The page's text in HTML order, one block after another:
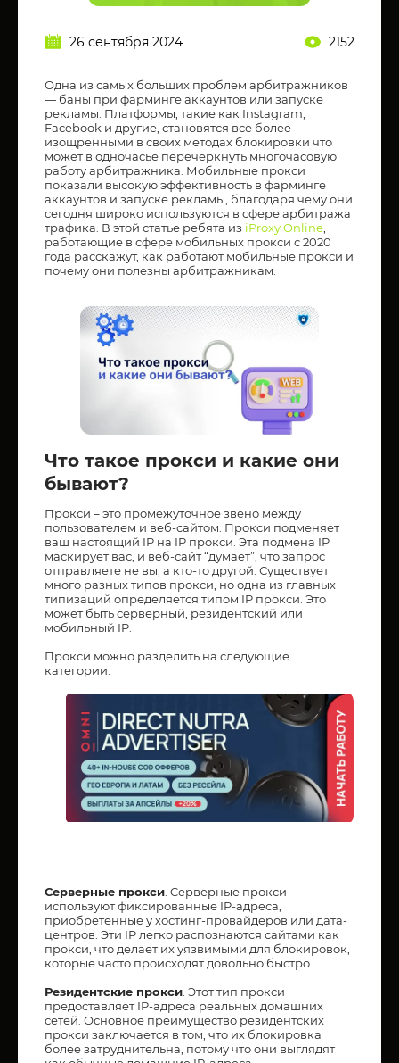
26 сентября 2024 2152
Одна из самых больших проблем арбитражников
— баны при фарминге аккаунтов или запуске
рекламы. Платформы, такие как Instagram,
Facebook и другие, становятся все более
изощренными в своих методах блокировки что
может в одночасье перечеркнуть многочасовую
работу арбитражника. Мобильные прокси
показали высокую эффективность в фарминге
аккаунтов и запуске рекламы, благодаря чему они
сегодня широко используются в сфере арбитража
трафика. В этой статье ребята из iProxy Online
работающие в сфере мобильных прокси с 2020
года расскажут, как работают мобильные прокси и
почему они полезны арбитражникам.
Что такое прокси и какие они
бывают?
Прокси – это промежуточное звено между
пользователем и веб-сайтом. Прокси подменяет
ваш настоящий IP на IP прокси. Эта подмена IP
маскирует вас, и веб-сайт “думает”, что запрос
отправляете не вы, а кто-то другой. Существует
много разных типов прокси, но одна из главных
типизаций определяется типом IP прокси. Это
может быть серверный, резидентский или
мобильный IP.
Прокси можно разделить на следующие
категории:
Серверные прокси . Cерверные прокси
используют фиксированные IP-адреса,
приобретенные у хостинг-провайдеров или дата-
центров. Эти IP легко распознаются сайтами как
прокси, что делает их уязвимыми для блокировок,
которые часто происходят довольно быстро.
Резидентские прокси . Этот тип прокси
предоставляет IP-адреса реальных домашних
сетей. Основное преимущество резидентских
прокси заключается в том, что их блокировка
более затруднительна, потому что они выглядят